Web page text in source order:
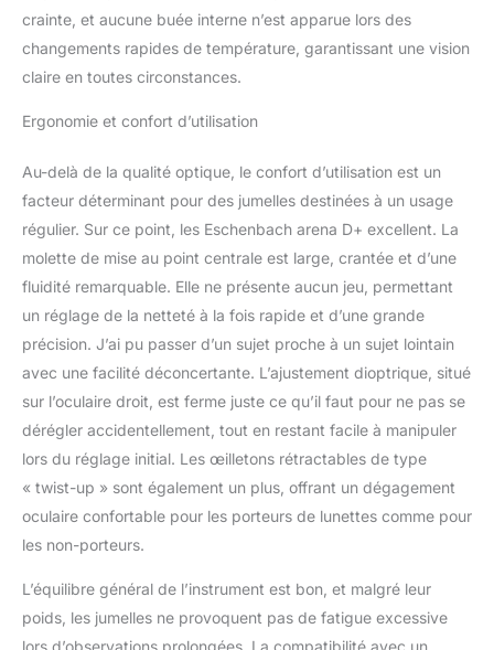
crainte, et aucune buée interne n’est apparue lors des
changements rapides de température, garantissant une vision
claire en toutes circonstances.
Ergonomie et confort d’utilisation
Au-delà de la qualité optique, le confort d’utilisation est un
facteur déterminant pour des jumelles destinées à un usage
régulier. Sur ce point, les Eschenbach arena D+ excellent. La
molette de mise au point centrale est large, crantée et d’une
fluidité remarquable. Elle ne présente aucun jeu, permettant
un réglage de la netteté à la fois rapide et d’une grande
précision. J’ai pu passer d’un sujet proche à un sujet lointain
avec une facilité déconcertante. L’ajustement dioptrique, situé
sur l’oculaire droit, est ferme juste ce qu’il faut pour ne pas se
dérégler accidentellement, tout en restant facile à manipuler
lors du réglage initial. Les œilletons rétractables de type
« twist-up » sont également un plus, offrant un dégagement
oculaire confortable pour les porteurs de lunettes comme pour
les non-porteurs.
L’équilibre général de l’instrument est bon, et malgré leur
poids, les jumelles ne provoquent pas de fatigue excessive